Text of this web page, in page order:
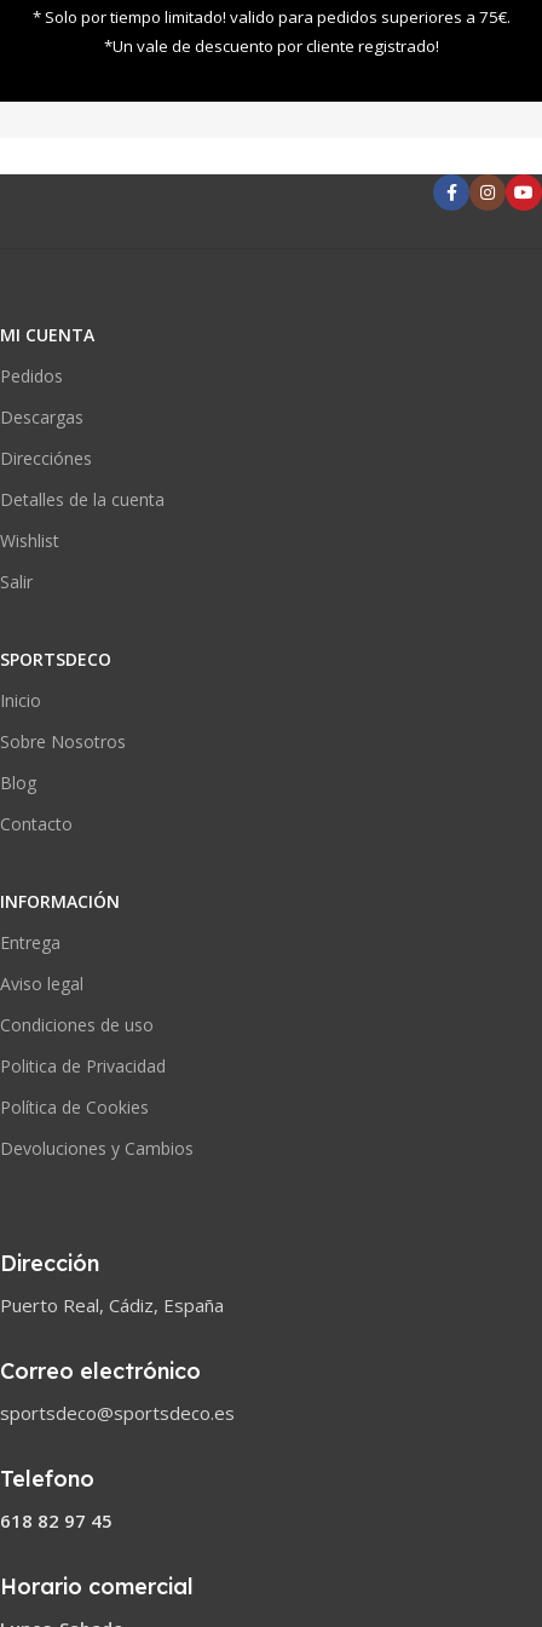
* Solo por tiempo limitado! valido para pedidos superiores a 75€.
*Un vale de descuento por cliente registrado!
MI CUENTA
Pedidos
Descargas
Direcciónes
Detalles de la cuenta
Wishlist
Salir
SPORTSDECO
Inicio
Sobre Nosotros
Blog
Contacto
INFORMACIÓN
Entrega
Aviso legal
Condiciones de uso
Politica de Privacidad
Política de Cookies
Devoluciones y Cambios
Dirección
Puerto Real, Cádiz, España
Correo electrónico
sportsdeco@sportsdeco.es
Telefono
618 82 97 45
Horario comercial